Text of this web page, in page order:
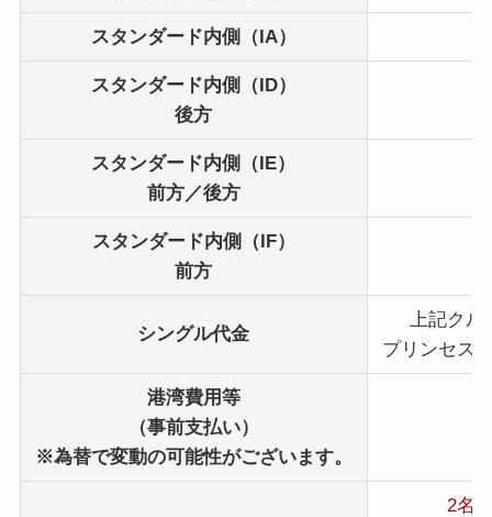
スタンダード内側（IA）
スタンダード内側（ID）
後方
スタンダード内側（IE）
前方／後方
スタンダード内側（IF）
前方
シングル代金
上記クル
プリンセス
港湾費用等
（事前支払い）
※為替で変動の可能性がございます。
2名